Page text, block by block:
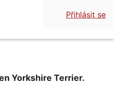
Přihlásit se
Yorkshire Terrier.